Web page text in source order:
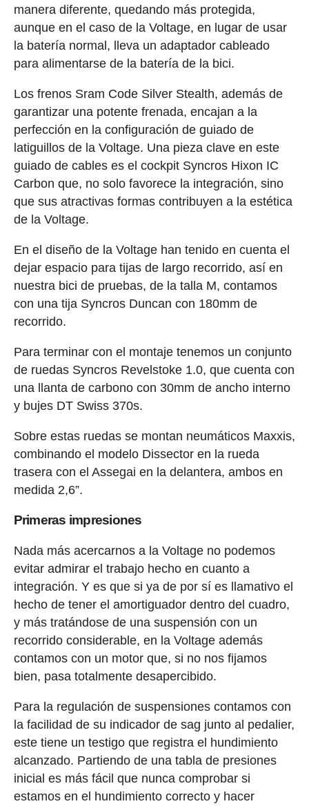
manera diferente, quedando más protegida,
aunque en el caso de la Voltage, en lugar de usar
la batería normal, lleva un adaptador cableado
para alimentarse de la batería de la bici.
Los frenos Sram Code Silver Stealth, además de
garantizar una potente frenada, encajan a la
perfección en la configuración de guiado de
latiguillos de la Voltage. Una pieza clave en este
guiado de cables es el cockpit Syncros Hixon IC
Carbon que, no solo favorece la integración, sino
que sus atractivas formas contribuyen a la estética
de la Voltage.
En el diseño de la Voltage han tenido en cuenta el
dejar espacio para tijas de largo recorrido, así en
nuestra bici de pruebas, de la talla M, contamos
con una tija Syncros Duncan con 180mm de
recorrido.
Para terminar con el montaje tenemos un conjunto
de ruedas Syncros Revelstoke 1.0, que cuenta con
una llanta de carbono con 30mm de ancho interno
y bujes DT Swiss 370s.
Sobre estas ruedas se montan neumáticos Maxxis,
combinando el modelo Dissector en la rueda
trasera con el Assegai en la delantera, ambos en
medida 2,6”.
Primeras impresiones
Nada más acercarnos a la Voltage no podemos
evitar admirar el trabajo hecho en cuanto a
integración. Y es que si ya de por sí es llamativo el
hecho de tener el amortiguador dentro del cuadro,
y más tratándose de una suspensión con un
recorrido considerable, en la Voltage además
contamos con un motor que, si no nos fijamos
bien, pasa totalmente desapercibido.
Para la regulación de suspensiones contamos con
la facilidad de su indicador de sag junto al pedalier,
este tiene un testigo que registra el hundimiento
alcanzado. Partiendo de una tabla de presiones
inicial es más fácil que nunca comprobar si
estamos en el hundimiento correcto y hacer